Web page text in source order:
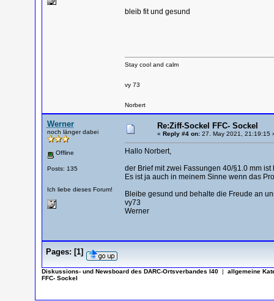
bleib fit und gesund
Stay cool and calm
vy 73
Norbert
Werner
noch länger dabei
Offline
Posts: 135
Ich liebe dieses Forum!
Re:Ziff-Sockel FFC- Sockel
« Reply #4 on:27. May 2021, 21:19:15
Hallo Norbert,
der Brief mit zwei Fassungen 40/§1.0 mm
Es ist ja auch in meinem Sinne wenn das
Bleibe gesund und behalte die Freude an
vy73
Werner
Pages: [1]
Diskussions- und Newsboard des DARC-Ortsverbandes I40 |
allgemeine
FFC- Sockel